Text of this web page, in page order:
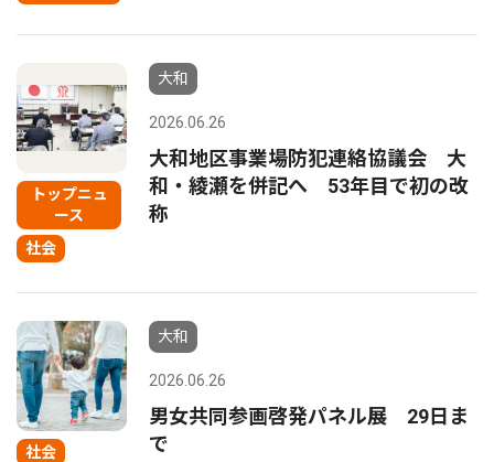
トップニュ
ース
社会
大和
2026.06.26
大和地区事業場防犯連絡協議会 大
和・綾瀬を併記へ 53年目で初の改
称
社会
大和
2026.06.26
男女共同参画啓発パネル展 29日ま
で